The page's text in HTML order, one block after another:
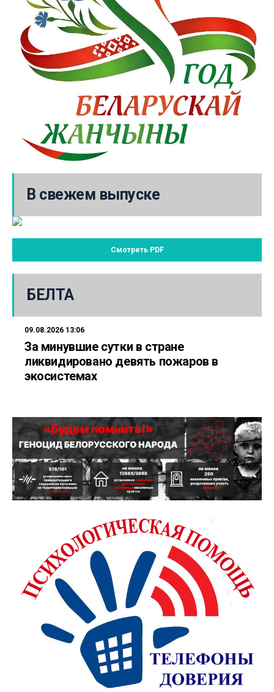
В свежем выпуске
Смотреть PDF
БЕЛТА
09.08.2026 13:06
За минувшие сутки в стране
ликвидировано девять пожаров в
экосистемах